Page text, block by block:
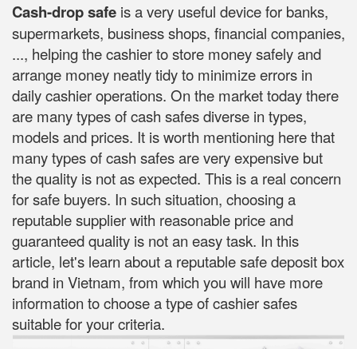
Cash-drop safe is a very useful device for banks,
supermarkets, business shops, financial companies,
..., helping the cashier to store money safely and
arrange money neatly tidy to minimize errors in
daily cashier operations. On the market today there
are many types of cash safes diverse in types,
models and prices. It is worth mentioning here that
many types of cash safes are very expensive but
the quality is not as expected. This is a real concern
for safe buyers. In such situation, choosing a
reputable supplier with reasonable price and
guaranteed quality is not an easy task. In this
article, let's learn about a reputable safe deposit box
brand in Vietnam, from which you will have more
information to choose a type of cashier safes
suitable for your criteria.